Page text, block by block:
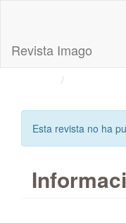
principal
Barra
Revista Imago
Esta revista no ha